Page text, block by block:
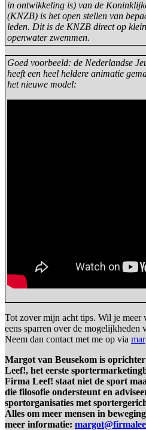
in ontwikkeling is) van de
(KNZB) is het open stellen van
leden. Dit is de KNZB direct op
openwater zwemmen.
Goed voorbeeld: de Nederlandse
heeft een heel heldere animatie
het nieuwe model:
Tot zover mijn acht tips. Wil je meer
eens sparren over de mogelijkheden
Neem dan contact met me op via
Margot van Beusekom is
Leef!, het eerste
Firma Leef! staat niet de sport
die filosofie ondersteunt en
sportorganisaties met
Alles om meer mensen in
meer informatie: